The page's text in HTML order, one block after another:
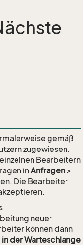
gemäß
zugewiesen.
Bearbeitern
inAnfragen >
Die Bearbeiter
neuer
können dann
der Warteschlange